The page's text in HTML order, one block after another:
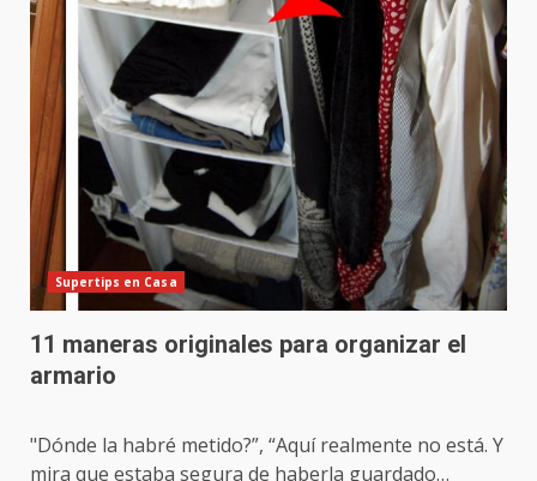
Supertips en Casa
11 maneras originales para organizar el
armario
"Dónde la habré metido?”, “Aquí realmente no está. Y
mira que estaba segura de haberla guardado…